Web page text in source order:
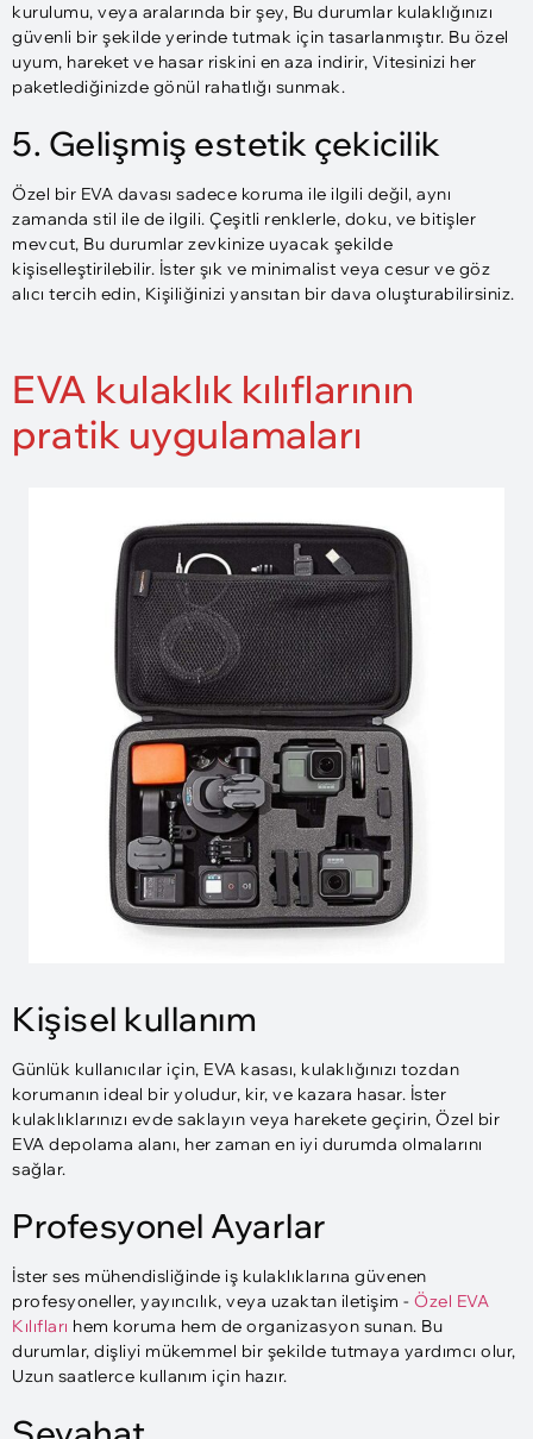
kurulumu, veya aralarında bir şey, Bu durumlar kulaklığınızı
güvenli bir şekilde yerinde tutmak için tasarlanmıştır. Bu özel
uyum, hareket ve hasar riskini en aza indirir, Vitesinizi her
paketlediğinizde gönül rahatlığı sunmak.
5. Gelişmiş estetik çekicilik
Özel bir EVA davası sadece koruma ile ilgili değil, aynı
zamanda stil ile de ilgili. Çeşitli renklerle, doku, ve bitişler
mevcut, Bu durumlar zevkinize uyacak şekilde
kişiselleştirilebilir. İster şık ve minimalist veya cesur ve göz
alıcı tercih edin, Kişiliğinizi yansıtan bir dava oluşturabilirsiniz.
EVA kulaklık kılıflarının
pratik uygulamaları
Kişisel kullanım
Günlük kullanıcılar için, EVA kasası, kulaklığınızı tozdan
korumanın ideal bir yoludur, kir, ve kazara hasar. İster
kulaklıklarınızı evde saklayın veya harekete geçirin, Özel bir
EVA depolama alanı, her zaman en iyi durumda olmalarını
sağlar.
Profesyonel Ayarlar
İster ses mühendisliğinde iş kulaklıklarına güvenen
profesyoneller, yayıncılık, veya uzaktan iletişim - Özel EVA
Kılıfları hem koruma hem de organizasyon sunan. Bu
durumlar, dişliyi mükemmel bir şekilde tutmaya yardımcı olur,
Uzun saatlerce kullanım için hazır.